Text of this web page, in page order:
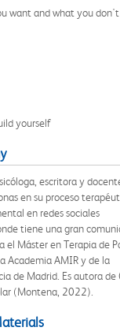
want and what you
yourself
escritora y
en su proceso
en redes sociales
tiene una gran
el Máster en Terapia de
Academia AMIR y de la
de Madrid. Es autora de
(Montena, 2022).